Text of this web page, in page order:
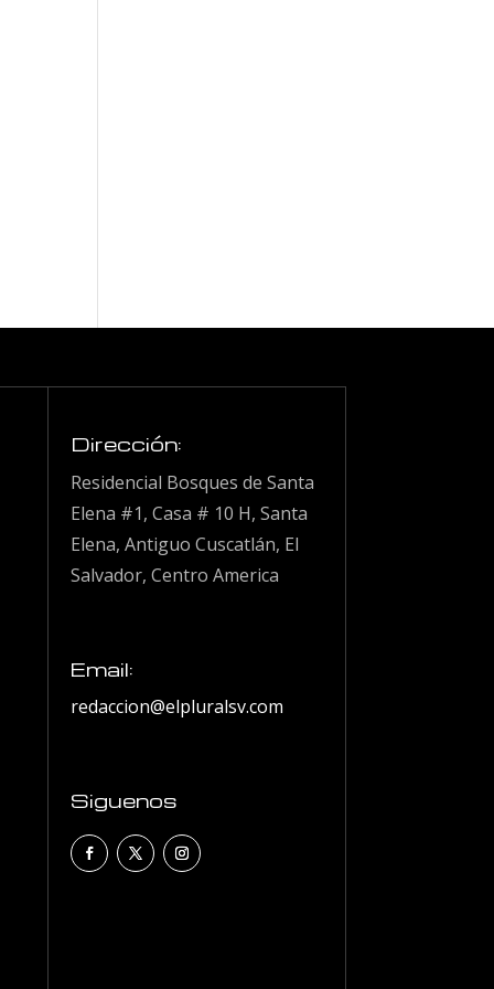
Dirección:
Residencial Bosques de Santa
Elena #1, Casa # 10 H, Santa
Elena, Antiguo Cuscatlán, El
Salvador, Centro America
Email:
redaccion@elpluralsv.com
Siguenos